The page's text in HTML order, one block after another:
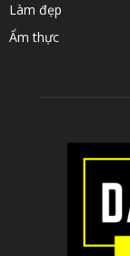
Làm đẹp
Ẩm thực